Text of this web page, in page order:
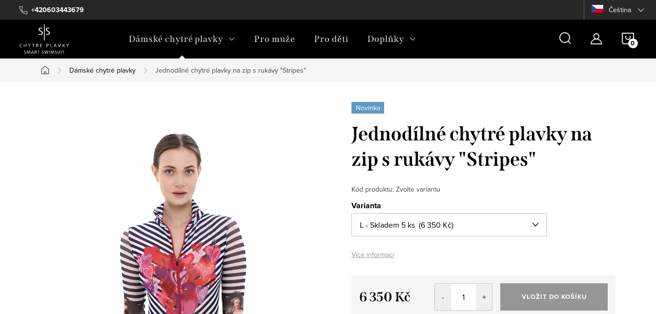
na
+420603443679 Čeština
Dámské chytré plavky Pro muže Pro děti Doplňky
Domů
Dámské chytré plavky Jednodílné chytré plavky na zip s rukávy "Stripes"
Novinka
Jednodílné chytré plavky na
zip s rukávy "Stripes"
Kód produktu: Zvolte variantu
Varianta
Více informací
6 350 Kč VLOŽIT DO KOŠÍKU